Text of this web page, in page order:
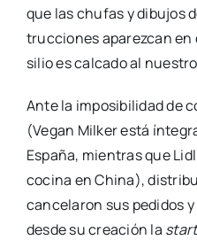
que las chu­fas y dibu­jos
truc­cio­nes apa­rez­can
si­lio es cal­ca­do al
Ante la impo­si­bi­li­dad de
(Vegan Mil­ker está
Espa­ña, mien­tras que
coci­na en Chi­na),
can­ce­la­ron sus pedi­dos
des­de su crea­ción la